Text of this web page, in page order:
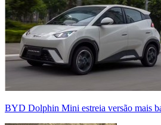
BYD Dolphin Mini estreia versão mais